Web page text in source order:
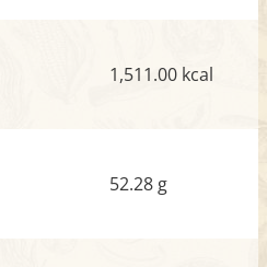
1,511.00 kcal
52.28 g